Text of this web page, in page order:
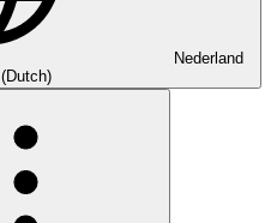
Nederland
(Dutch)